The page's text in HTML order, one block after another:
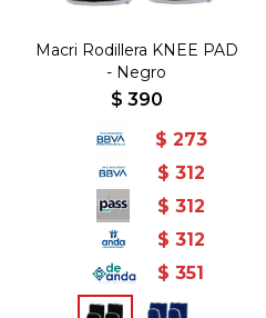
Macri Rodillera KNEE PAD
- Negro
$ 390
$ 273
$ 312
$ 312
$ 312
$ 351